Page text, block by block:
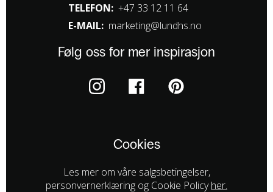
TELEFON: +47 33 12 11 64
E-MAIL: marketing@lundhs.no
Følg oss for mer inspirasjon
Cookies
Les mer om våre salgsbetingelser,
personvernerklæring og Cookie Policyher.